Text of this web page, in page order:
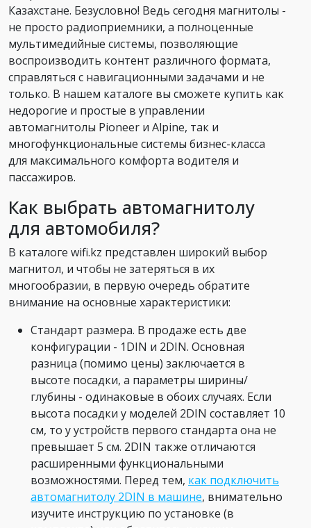
Казахстане. Безусловно! Ведь сегодня магнитолы -
не просто радиоприемники, а полноценные
мультимедийные системы, позволяющие
воспроизводить контент различного формата,
справляться с навигационными задачами и не
только. В нашем каталоге вы сможете купить как
недорогие и простые в управлении
автомагнитолы Pioneer и Alpine, так и
многофункциональные системы бизнес-класса
для максимального комфорта водителя и
пассажиров.
Как выбрать автомагнитолу
для автомобиля?
В каталоге wifi.kz представлен широкий выбор
магнитол, и чтобы не затеряться в их
многообразии, в первую очередь обратите
внимание на основные характеристики:
Стандарт размера. В продаже есть две
конфигурации - 1DIN и 2DIN. Основная
разница (помимо цены) заключается в
высоте посадки, а параметры ширины/
глубины - одинаковые в обоих случаях. Если
высота посадки у моделей 2DIN составляет 10
см, то у устройств первого стандарта она не
превышает 5 см. 2DIN также отличаются
расширенными функциональными
возможностями. Перед тем, как подключить
автомагнитолу 2DIN в машине, внимательно
изучите инструкцию по установке (в